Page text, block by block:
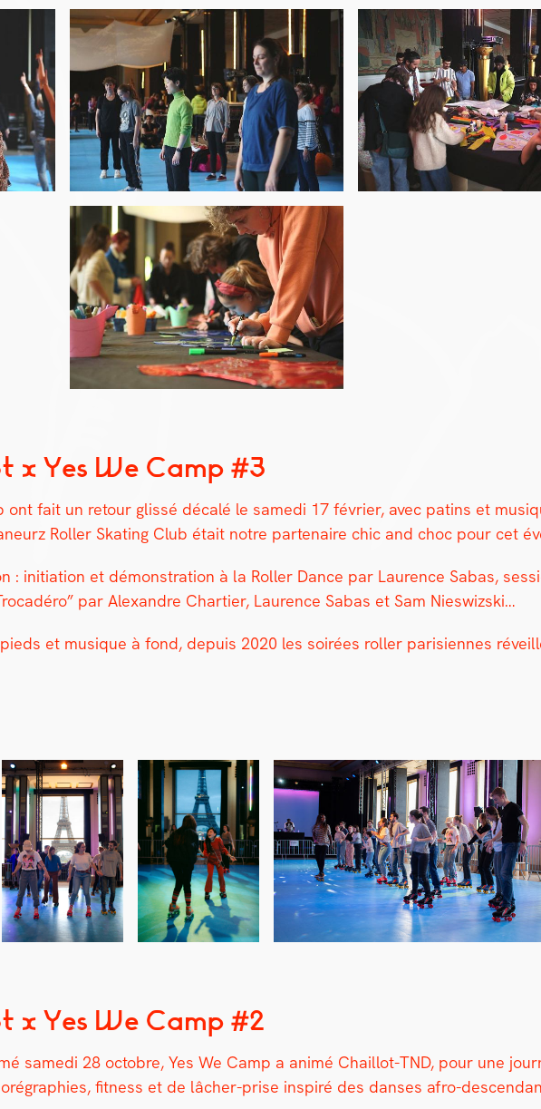
x Yes We Camp #3
ont fait un retour glis­sé décalé le same­di 17 févri­er, avec patins et
Roller Skat­ing Club était notre parte­naire chic and choc pour cet
: ini­ti­a­tion et démon­stra­tion à la Roller Dance par Lau­rence Sabas,
par Alexan­dre Charti­er, Lau­rence Sabas et Sam Nieswiz­s­ki…
et musique à fond, depuis 2020 les soirées roller parisi­ennes
x Yes We Camp #2
same­di 28 octo­bre, Yes We Camp a ani­mé Chail­lot-TND, pour une
fit­ness et de lâch­er-prise inspiré des dans­es afro-